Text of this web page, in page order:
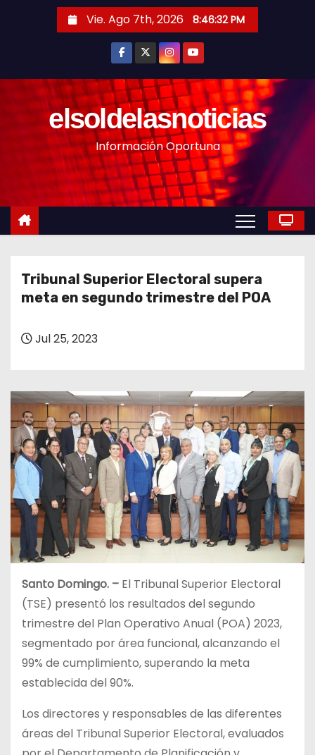
n
Vie. Ago 7th, 2026 8:46:34 PM
elsoldelasnoticias
Información Oportuna
Tribunal Superior Electoral supera
meta en segundo trimestre del POA
Jul 25, 2023
Santo Domingo. – El Tribunal Superior Electoral
(TSE) presentó los resultados del segundo
trimestre del Plan Operativo Anual (POA) 2023,
segmentado por área funcional, alcanzando el
99% de cumplimiento, superando la meta
establecida del 90%.
Los directores y responsables de las diferentes
áreas del Tribunal Superior Electoral, evaluados